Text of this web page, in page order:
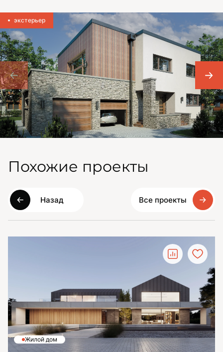
экстерьер
Похожие проекты
Назад Все проекты
Жилой дом